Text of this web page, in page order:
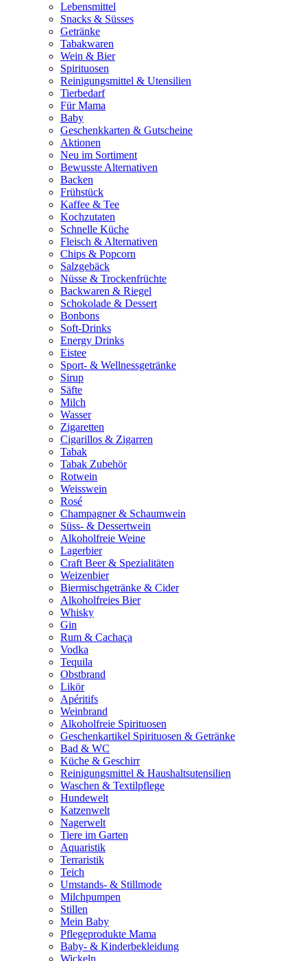
Lebensmittel
Snacks & Süsses
Getränke
Tabakwaren
Wein & Bier
Spirituosen
Reinigungsmittel & Utensilien
Tierbedarf
Für Mama
Baby
Geschenkkarten & Gutscheine
Aktionen
Neu im Sortiment
Bewusste Alternativen
Backen
Frühstück
Kaffee & Tee
Kochzutaten
Schnelle Küche
Fleisch & Alternativen
Chips & Popcorn
Salzgebäck
Nüsse & Trockenfrüchte
Backwaren & Riegel
Schokolade & Dessert
Bonbons
Soft-Drinks
Energy Drinks
Eistee
Sport- & Wellnessgetränke
Sirup
Säfte
Milch
Wasser
Zigaretten
Cigarillos & Zigarren
Tabak
Tabak Zubehör
Rotwein
Weisswein
Rosé
Champagner & Schaumwein
Süss- & Dessertwein
Alkoholfreie Weine
Lagerbier
Craft Beer & Spezialitäten
Weizenbier
Biermischgetränke & Cider
Alkoholfreies Bier
Whisky
Gin
Rum & Cachaça
Vodka
Tequila
Obstbrand
Likör
Apéritifs
Weinbrand
Alkoholfreie Spirituosen
Geschenkartikel Spirituosen & Getränke
Bad & WC
Küche & Geschirr
Reinigungsmittel & Haushaltsutensilien
Waschen & Textilpflege
Hundewelt
Katzenwelt
Nagerwelt
Tiere im Garten
Aquaristik
Terraristik
Teich
Umstands- & Stillmode
Milchpumpen
Stillen
Mein Baby
Pflegeprodukte Mama
Baby- & Kinderbekleidung
Wickeln